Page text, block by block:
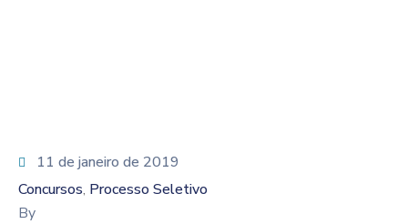
11 de janeiro de 2019
Concursos‚ Processo Seletivo
By